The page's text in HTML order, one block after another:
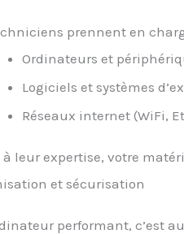
prennent en
Ordinateurs et
Logiciels et systèmes
Réseaux internet (WiFi,
à leur expertise, votre
et sécurisation
performant, c’est